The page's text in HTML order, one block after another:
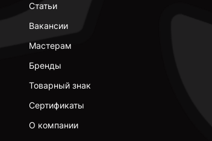
Статьи
Вакансии
Мастерам
Бренды
Товарный знак
Сертификаты
О компании